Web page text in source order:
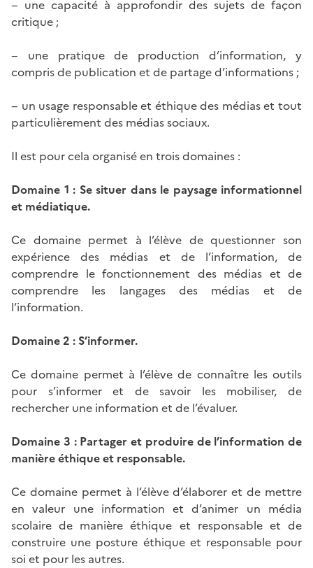
− une capacité à approfondir des sujets de façon
critique ;
− une pratique de production d’information, y
compris de publication et de partage d’informations ;
− un usage responsable et éthique des médias et tout
particulièrement des médias sociaux.
Il est pour cela organisé en trois domaines :
Domaine 1 : Se situer dans le paysage informationnel
et médiatique.
Ce domaine permet à l’élève de questionner son
expérience des médias et de l’information, de
comprendre le fonctionnement des médias et de
comprendre les langages des médias et de
l’information.
Domaine 2 : S’informer.
Ce domaine permet à l’élève de connaître les outils
pour s’informer et de savoir les mobiliser, de
rechercher une information et de l’évaluer.
Domaine 3 : Partager et produire de l’information de
manière éthique et responsable.
Ce domaine permet à l’élève d’élaborer et de mettre
en valeur une information et d’animer un média
scolaire de manière éthique et responsable et de
construire une posture éthique et responsable pour
soi et pour les autres.